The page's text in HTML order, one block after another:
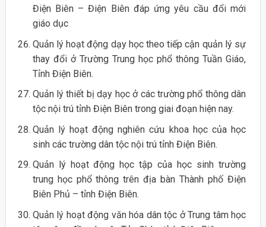
Điện Biên – Điện Biên đáp ứng yêu cầu đổi mới
giáo dục
Quản lý hoạt động dạy học theo tiếp cận quản lý sự
thay đổi ở Trường Trung học phổ thông Tuần Giáo,
Tỉnh Điện Biên.
Quản lý thiết bị dạy học ở các trường phổ thông dân
tộc nội trú tỉnh Điện Biên trong giai đoạn hiện nay.
Quản lý hoạt động nghiên cứu khoa học của học
sinh các trường dân tộc nội trú tỉnh Điện Biên.
Quản lý hoạt động học tập của học sinh trường
trung học phổ thông trên địa bàn Thành phố Điện
Biên Phủ – tỉnh Điện Biên.
Quản lý hoạt động văn hóa dân tộc ở Trung tâm học